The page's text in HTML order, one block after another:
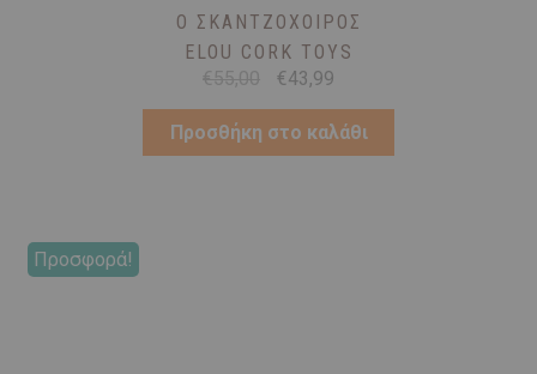
Ο ΣΚΑΝΤΖΌΧΟΙΡΟΣ
ELOU CORK TOYS
€55,00
Original
was:
€55,00.
€43,99Η
τιμή
είναι:
Προσθήκη στο καλάθι
Προσφορά!